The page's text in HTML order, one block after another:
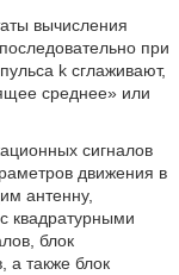
вычисления
при
k сглаживают,
среднее» или
сигналов
движения в
антенну,
квадратурными
блок
а также блок